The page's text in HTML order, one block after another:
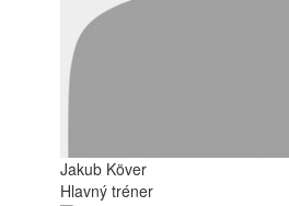
Jakub Köver
Hlavný tréner